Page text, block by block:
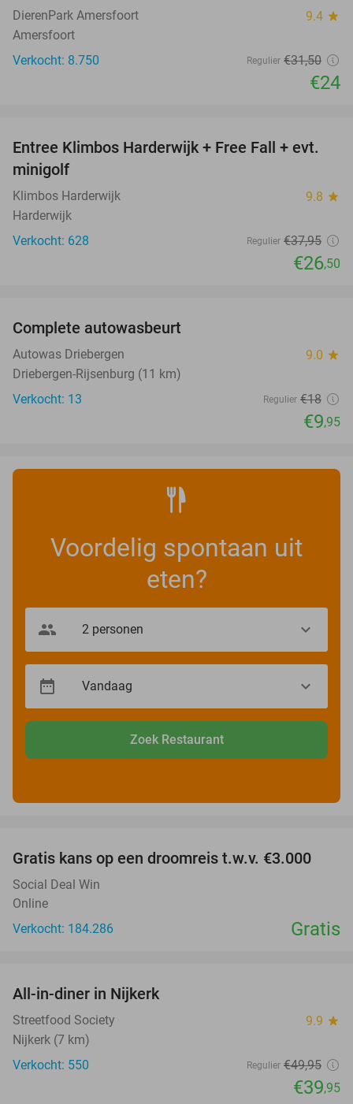
DierenPark Amersfoort 9.4 star
Amersfoort
Verkocht: 8.750
Regulier €31,50
€24
30%
Entree Klimbos Harderwijk + Free Fall + evt.
minigolf
Klimbos Harderwijk 9.8 star
Harderwijk
Verkocht: 628
Regulier €37,95
€26,50
NEW
TODAY
Complete autowasbeurt
Autowas Driebergen 9.0 star
Driebergen-Rijsenburg (11 km)
Verkocht: 13
Regulier €18
€9,95
Voordelig spontaan uit
eten?
Zoek Restaurant
Gratis kans op een droomreis t.w.v. €3.000
Social Deal Win
Online
Verkocht: 184.286
Gratis
All-in-diner in Nijkerk
Streetfood Society 9.9 star
Nijkerk (7 km)
Verkocht: 550
Regulier €49,95
€39,95